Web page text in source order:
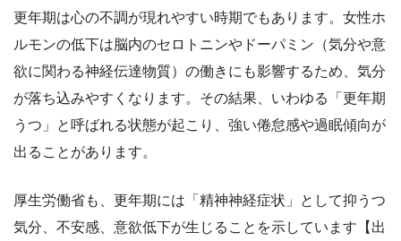
更年期は心の不調が現れやすい時期でもあります。女性ホ
ルモンの低下は脳内のセロトニンやドーパミン（気分や意
欲に関わる神経伝達物質）の働きにも影響するため、気分
が落ち込みやすくなります。その結果、いわゆる「更年期
うつ」と呼ばれる状態が起こり、強い倦怠感や過眠傾向が
出ることがあります。
厚生労働省も、更年期には「精神神経症状」として抑うつ
気分、不安感、意欲低下が生じることを示しています【出